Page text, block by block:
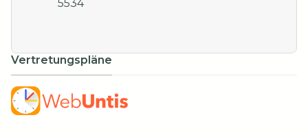
5534
Vertretungspläne